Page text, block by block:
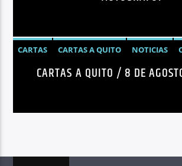
CARTAS CARTAS A QUITO NOTICIAS
CARTAS A QUITO / 8 DE